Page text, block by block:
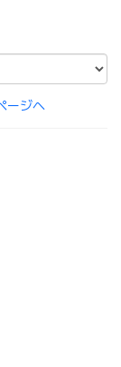
ージへ